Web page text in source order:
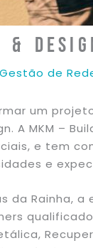
&
Gestão de
um
A MKM –
e tem
e
da Rainha,